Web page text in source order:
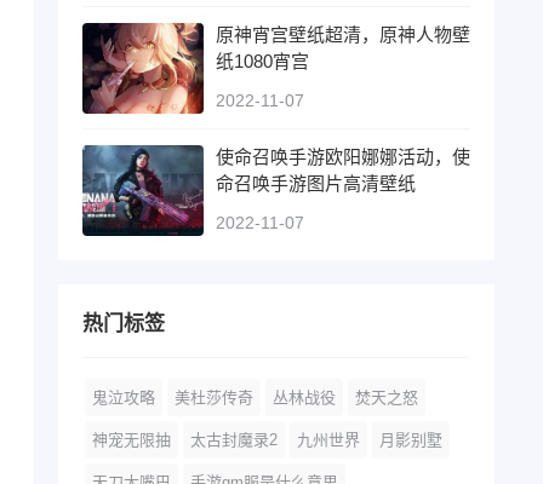
原神宵宫壁纸超清，原神人物壁
纸1080宵宫
2022-11-07
使命召唤手游欧阳娜娜活动，使
命召唤手游图片高清壁纸
2022-11-07
热门标签
鬼泣攻略 美杜莎传奇 丛林战役 焚天之怒
神宠无限抽 太古封魔录2 九州世界 月影别墅